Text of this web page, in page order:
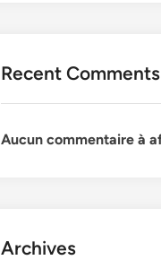
Recent Comments
Aucun commentaire à
Archives